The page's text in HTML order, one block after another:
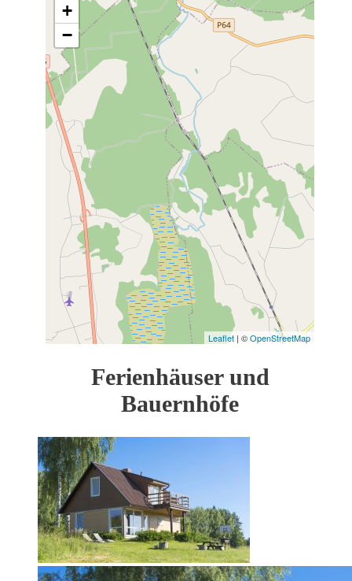
+
−
Leaflet | ©OpenStreetMap
Ferienhäuser und
Bauernhöfe